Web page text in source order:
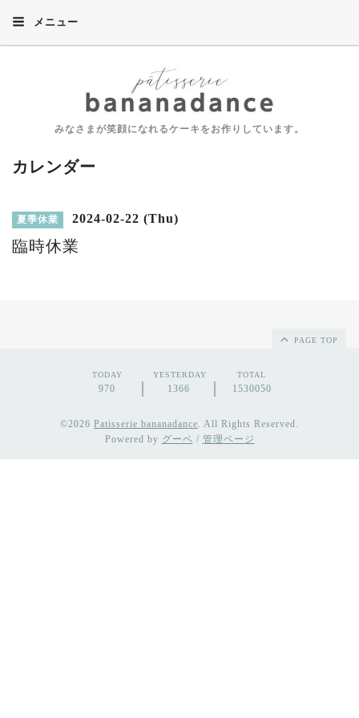
メニュー
みなさまが笑顔になれるケーキをお作りしています。
カレンダー
夏季休業 2024-02-22 (Thu)
臨時休業
PAGE TOP
TODAY
970
YESTERDAY
1366
TOTAL
1530050
©2026 Patisserie bananadance. All Rights Reserved.
Powered by グーペ / 管理ページ